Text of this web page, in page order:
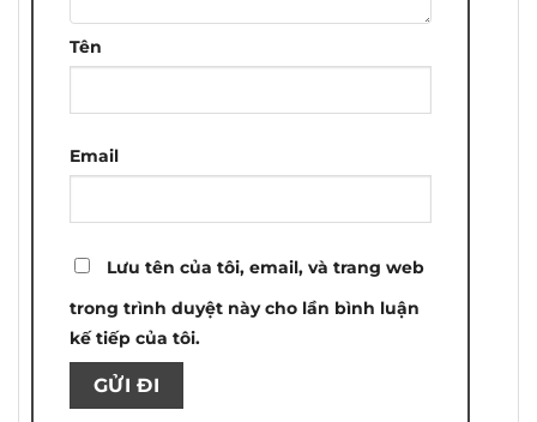
Tên
Email
Lưu tên của tôi, email, và trang web
trong trình duyệt này cho lần bình luận
kế tiếp của tôi.